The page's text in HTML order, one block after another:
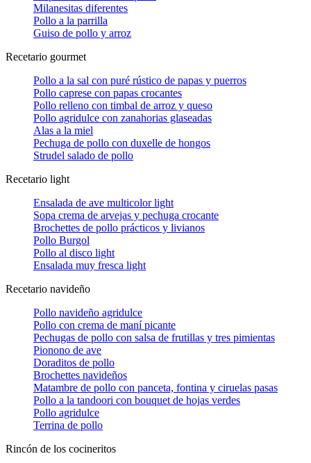
Milanesitas diferentes
Pollo a la parrilla
Guiso de pollo y arroz
Recetario gourmet
Pollo a la sal con puré rústico de papas y puerros
Pollo caprese con papas crocantes
Pollo relleno con timbal de arroz y queso
Pollo agridulce con zanahorias glaseadas
Alas a la miel
Pechuga de pollo con duxelle de hongos
Strudel salado de pollo
Recetario light
Ensalada de ave multicolor light
Sopa crema de arvejas y pechuga crocante
Brochettes de pollo prácticos y livianos
Pollo Burgol
Pollo al disco light
Ensalada muy fresca light
Recetario navideño
Pollo navideño agridulce
Pollo con crema de maní picante
Pechugas de pollo con salsa de frutillas y tres pimientas
Pionono de ave
Doraditos de pollo
Brochettes navideños
Matambre de pollo con panceta, fontina y ciruelas pasas
Pollo a la tandoori con bouquet de hojas verdes
Pollo agridulce
Terrina de pollo
Rincón de los cocineritos